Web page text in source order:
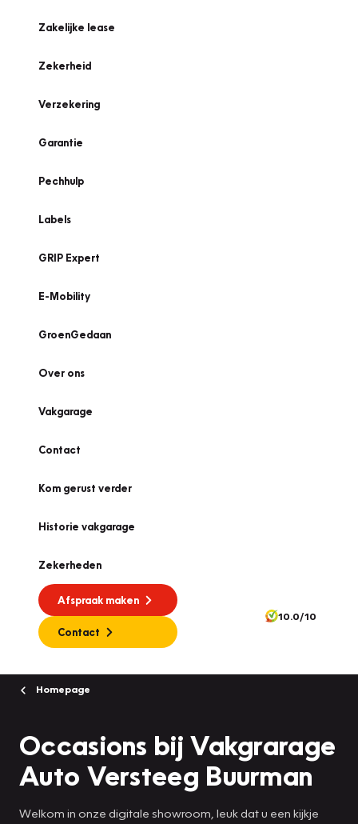
Zakelijke lease
Zekerheid
Verzekering
Garantie
Pechhulp
Labels
GRIP Expert
E-Mobility
GroenGedaan
Over ons
Vakgarage
Contact
Kom gerust verder
Historie vakgarage
Zekerheden
Afspraak maken
Contact
10.0/10
Homepage
Occasions bij Vakgrarage
Auto Versteeg Buurman
Welkom in onze digitale showroom, leuk dat u een kijkje